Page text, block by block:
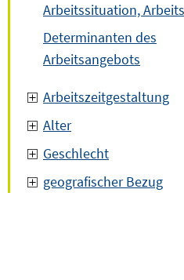
Arbeitssituation,
Determinanten des
Arbeitsangebots
Arbeitszeitgestaltung
Alter
Geschlecht
geografischer Bezug